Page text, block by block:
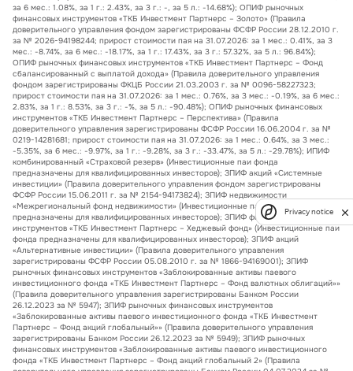
за 6 мес.: 1.08%, за 1 г.: 2.43%, за 3 г.: -, за 5 л.: -14.68%); ОПИФ рыночных
финансовых инструментов «ТКБ Инвестмент Партнерс – Золото» (Правила
доверительного управления фондом зарегистрированы ФСФР России 28.12.2010 г.
за № 2026-94198244; прирост стоимости пая на 31.07.2026: за 1 мес.: 0.41%, за 3
мес.: -8.74%, за 6 мес.: -18.17%, за 1 г.: 17.43%, за 3 г.: 57.32%, за 5 л.: 96.84%);
ОПИФ рыночных финансовых инструментов «ТКБ Инвестмент Партнерс – Фонд
сбалансированный с выплатой дохода» (Правила доверительного управления
фондом зарегистрированы ФКЦБ России 21.03.2003 г. за № 0096-58227323;
прирост стоимости пая на 31.07.2026: за 1 мес.: 0.76%, за 3 мес.: -0.19%, за 6 мес.:
2.83%, за 1 г.: 8.53%, за 3 г.: -%, за 5 л.: -90.48%); ОПИФ рыночных финансовых
инструментов «ТКБ Инвестмент Партнерс – Перспектива» (Правила
доверительного управления зарегистрированы ФСФР России 16.06.2004 г. за №
0219-14281681; прирост стоимости пая на 31.07.2026: за 1 мес.: 0.64%, за 3 мес.:
-5.35%, за 6 мес.: -9.97%, за 1 г.: -9.28%, за 3 г.: -33.47%, за 5 л.: -29.78%); ИПИФ
комбинированный «Страховой резерв» (Инвестиционные паи фонда
предназначены для квалифицированных инвесторов); ЗПИФ акций «Системные
инвестиции» (Правила доверительного управления фондом зарегистрированы
ФСФР России 15.06.2011 г. за № 2154-94173824); ЗПИФ недвижимости
«Межрегиональный фонд недвижимости» (Инвестиционные паи фонда
предназначены для квалифицированных инвесторов); ЗПИФ финансовых
инструментов «ТКБ Инвестмент Партнерс – Хеджевый фонд» (Инвестиционные паи
фонда предназначены для квалифицированных инвесторов); ЗПИФ акций
«Альтернативные инвестиции» (Правила доверительного управления
зарегистрированы ФСФР России 05.08.2010 г. за № 1866-94169001); ЗПИФ
рыночных финансовых инструментов «Заблокированные активы паевого
инвестиционного фонда «ТКБ Инвестмент Партнерс – Фонд валютных облигаций»»
(Правила доверительного управления зарегистрированы Банком России
26.12.2023 за № 5947); ЗПИФ рыночных финансовых инструментов
«Заблокированные активы паевого инвестиционного фонда «ТКБ Инвестмент
Партнерс – Фонд акций глобальный»» (Правила доверительного управления
зарегистрированы Банком России 26.12.2023 за № 5949); ЗПИФ рыночных
финансовых инструментов «Заблокированные активы паевого инвестиционного
фонда «ТКБ Инвестмент Партнерс – Фонд акций глобальный 2» (Правила
Privacy notice